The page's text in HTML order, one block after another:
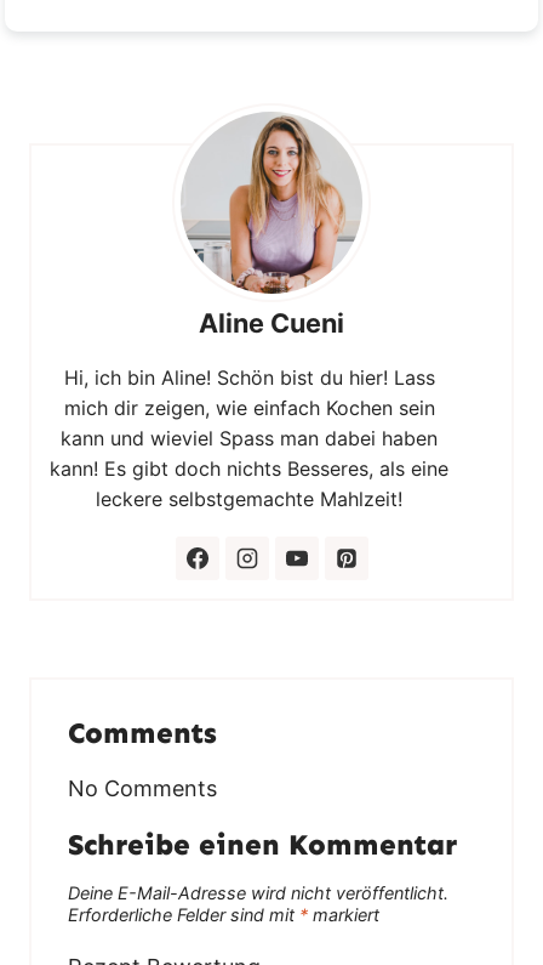
Aline Cueni
Hi, ich bin Aline! Schön bist du hier! Lass
mich dir zeigen, wie einfach Kochen sein
kann und wieviel Spass man dabei haben
kann! Es gibt doch nichts Besseres, als eine
leckere selbstgemachte Mahlzeit!
Comments
No Comments
Schreibe einen Kommentar
Deine E-Mail-Adresse wird nicht veröffentlicht.
Erforderliche Felder sind mit * markiert